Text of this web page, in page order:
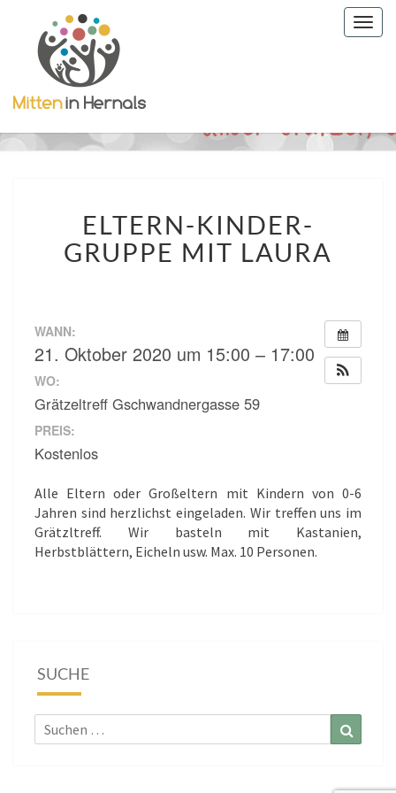
KINDER-
GRUPPE
MIT
ELTERN-KINDER-
GRUPPE MIT LAURA
WANN:
21. Oktober 2020 um 15:00 – 17:00
WO:
Grätzeltreff Gschwandnergasse 59
PREIS:
Kostenlos
Alle Eltern oder Großeltern mit Kindern von 0-6
Jahren sind herzlichst eingeladen. Wir treffen uns im
Grätzltreff. Wir basteln mit Kastanien,
Herbstblättern, Eicheln usw. Max. 10 Personen.
SUCHE
Suchen
nach: